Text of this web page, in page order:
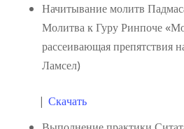
Начитывание молитв
Молитва к Гуру Ринпоче
рассеивающая препятствия
Ламсел)
| Скачать